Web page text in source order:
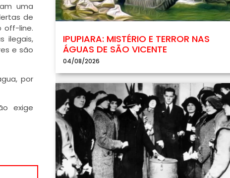
uma
de
off-line.
ilegais,
e são
por
exige
IPUPIARA: MISTÉRIO E TERROR NAS
ÁGUAS DE SÃO VICENTE
04/08/2026